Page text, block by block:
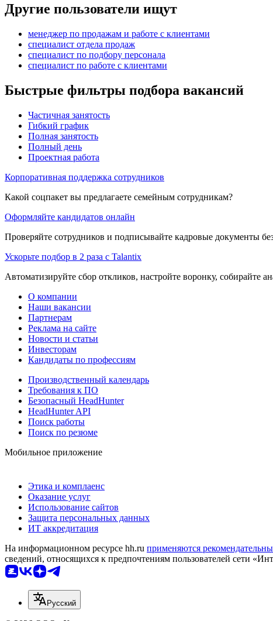
Другие пользователи ищут
менеджер по продажам и работе с клиентами
специалист отдела продаж
специалист по подбору персонала
специалист по работе с клиентами
Быстрые фильтры подбора вакансий
Частичная занятость
Гибкий график
Полная занятость
Полный день
Проектная работа
Корпоративная поддержка сотрудников
Какой соцпакет вы предлагаете семейным сотрудникам?
Оформляйте кандидатов онлайн
Проверяйте сотрудников и подписывайте кадровые документы
Ускорьте подбор в 2 раза с Talantix
Автоматизируйте сбор откликов, настройте воронку, собирайте
О компании
Наши вакансии
Партнерам
Реклама на сайте
Новости и статьи
Инвесторам
Кандидаты по профессиям
Производственный календарь
Требования к ПО
Безопасный HeadHunter
HeadHunter API
Поиск работы
Поиск по резюме
Мобильное приложение
Этика и комплаенс
Оказание услуг
Использование сайтов
Защита персональных данных
ИТ аккредитация
На информационном ресурсе hh.ru применяются
сведений, относящихся к предпочтениям пользователей сети
Русский